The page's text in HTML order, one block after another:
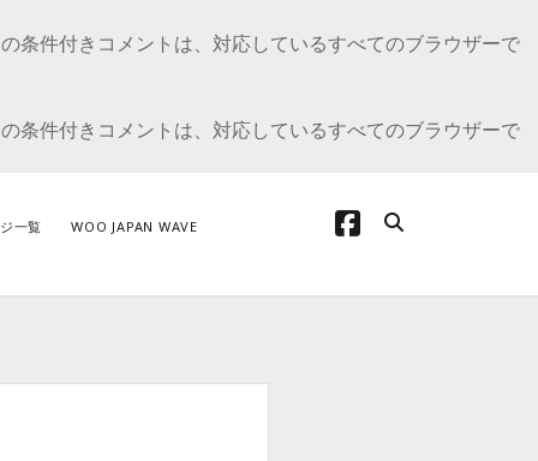
条件付きコメントは、対応しているすべてのブラウザーで
条件付きコメントは、対応しているすべてのブラウザーで
一覧 WOO JAPAN WAVE facebook